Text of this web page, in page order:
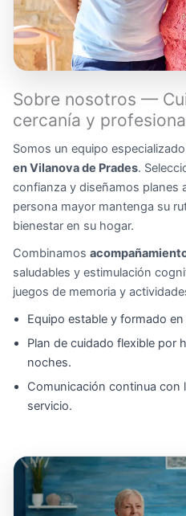
Sobre nosotros —
cercanía y
Somos un equipo
en Vilanova de Prades.
confianza y diseñamos planes
persona mayor mantenga su
bienestar en su hogar.
Combinamos
saludables y estimulación
juegos de memoria y
Equipo estable y formado
Plan de cuidado flexible por
noches.
Comunicación continua con
servicio.